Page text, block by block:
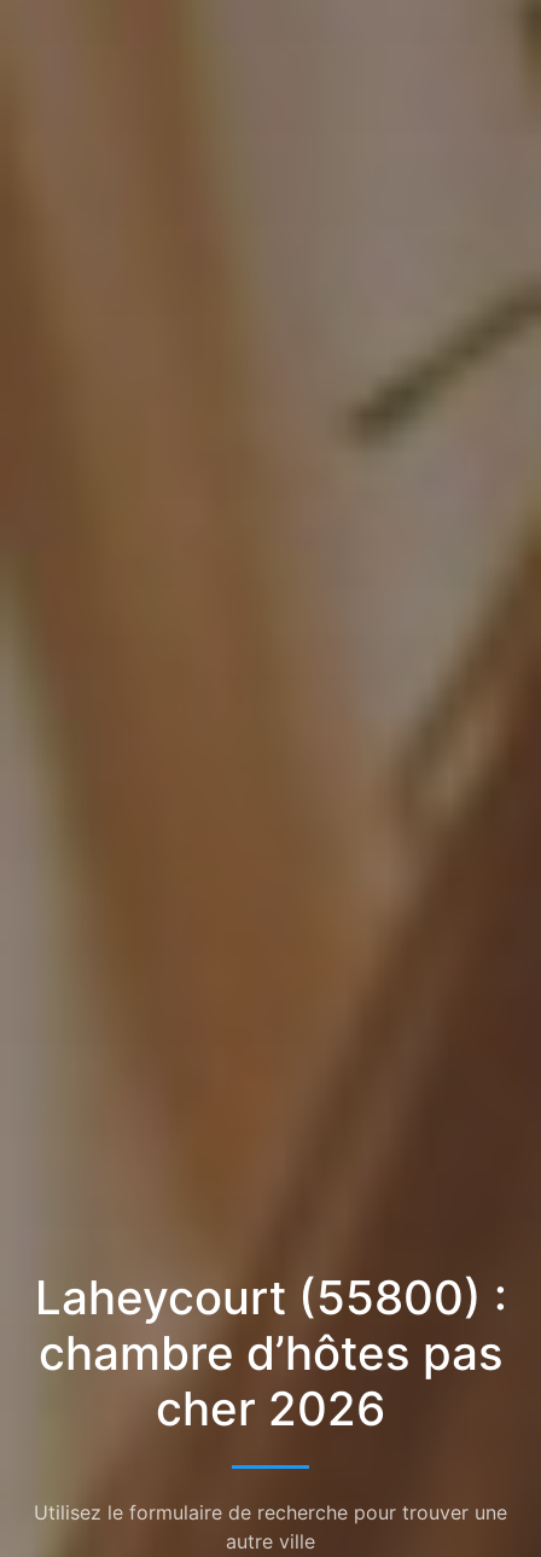
Laheycourt (55800) :
chambre d’hôtes pas
cher 2026
Utilisez le formulaire de recherche pour trouver une
autre ville